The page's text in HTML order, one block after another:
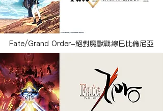
Fate/Grand Order-絕對魔獸戰線巴比倫尼亞